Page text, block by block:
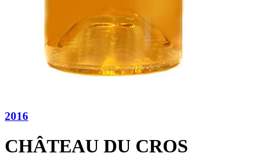
2016
CHÂTEAU DU CROS